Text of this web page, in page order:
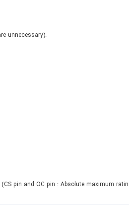
unnecessary).
pin and OC pin : Absolute maximum